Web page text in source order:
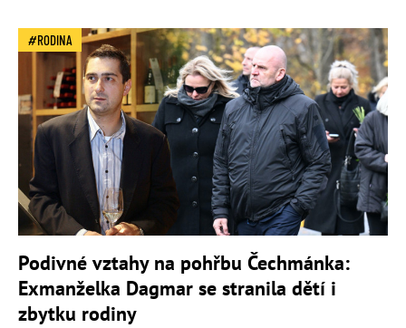
RODINA
Podivné vztahy na pohřbu Čechmánka:
Exmanželka Dagmar se stranila dětí i
zbytku rodiny